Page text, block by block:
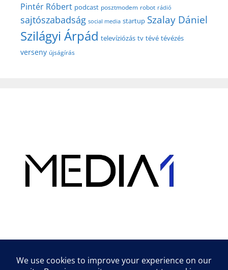
Pintér Róbert podcast posztmodem robot rádió
sajtószabadság social media startup Szalay Dániel
Szilágyi Árpád televíziózás tv tévé tévézés
verseny újságírás